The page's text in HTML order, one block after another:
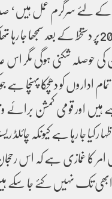
لئے سرگرم عمل ہیں‘
آباد چائلڈ ریسٹرنیٹ ایکٹ 2025پر
حوصلہ شکنی ہوگی مگر اس
اداروں کو دھچکا پہنچا
اور قومی کمشن
جا رہا ہے کیونکہ
امر کا غمازی ہے کہ اس
تک نہیں کئے جا سکے